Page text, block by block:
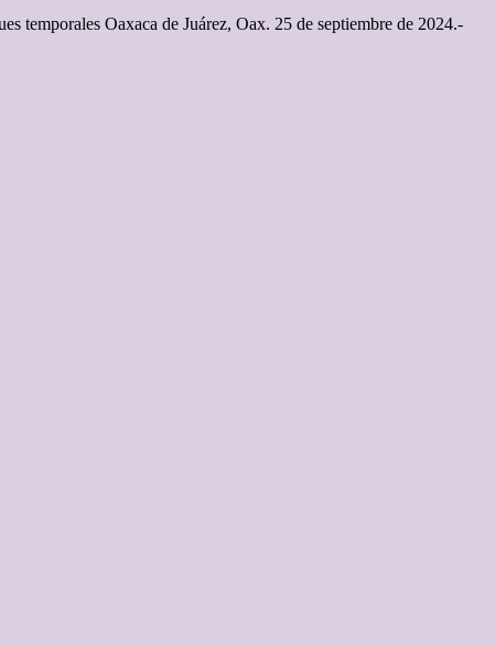
temporales Oaxaca de Juárez, Oax. 25 de septiembre de 2024.-